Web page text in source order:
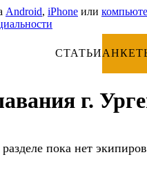
Android, iPhone или
СТАТЬИ
г.
пока нет